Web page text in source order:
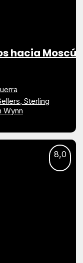
hacia Moscú
Sterling
Wynn
8,0